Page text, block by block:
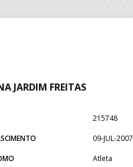
JARDIM FREITAS
215748
09-JUL-2007
Atleta